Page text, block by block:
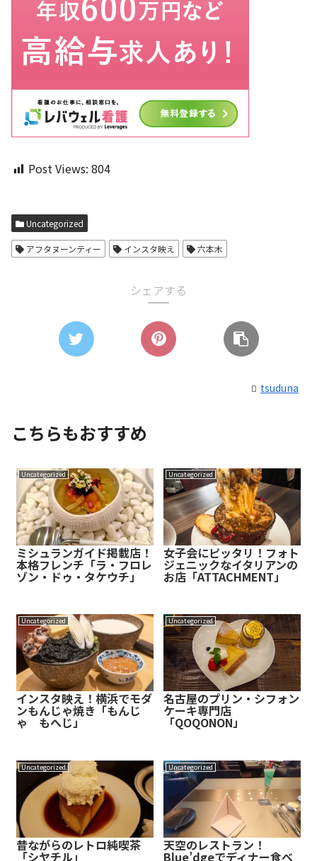
Post Views: 804
Uncategorized
アフタヌーンティー インスタ映え 六本木
シェアする
tsuduna
こちらもおすすめ
Uncategorized
ミシュランガイド掲載店！
本格フレンチ「ラ・フロレ
ゾン・ドゥ・タケウチ」
Uncategorized
女子会にピッタリ！フォト
ジェニックなイタリアンの
お店「ATTACHMENT」
Uncategorized
インスタ映え！横浜でモダ
ンもんじゃ焼き「もんじ
ゃ もへじ」
Uncategorized
名古屋のプリン・シフォン
ケーキ専門店
「QOQONON」
Uncategorized
昔ながらのレトロ純喫茶
「シヤチル」
Uncategorized
天空のレストラン！
Blue’dgeでディナー食べ